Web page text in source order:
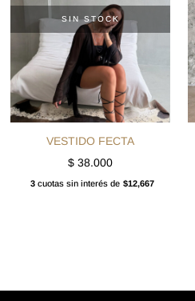
SIN STOCK
VESTIDO FECTA
$ 38.000
3cuotas sin interés de $12,667